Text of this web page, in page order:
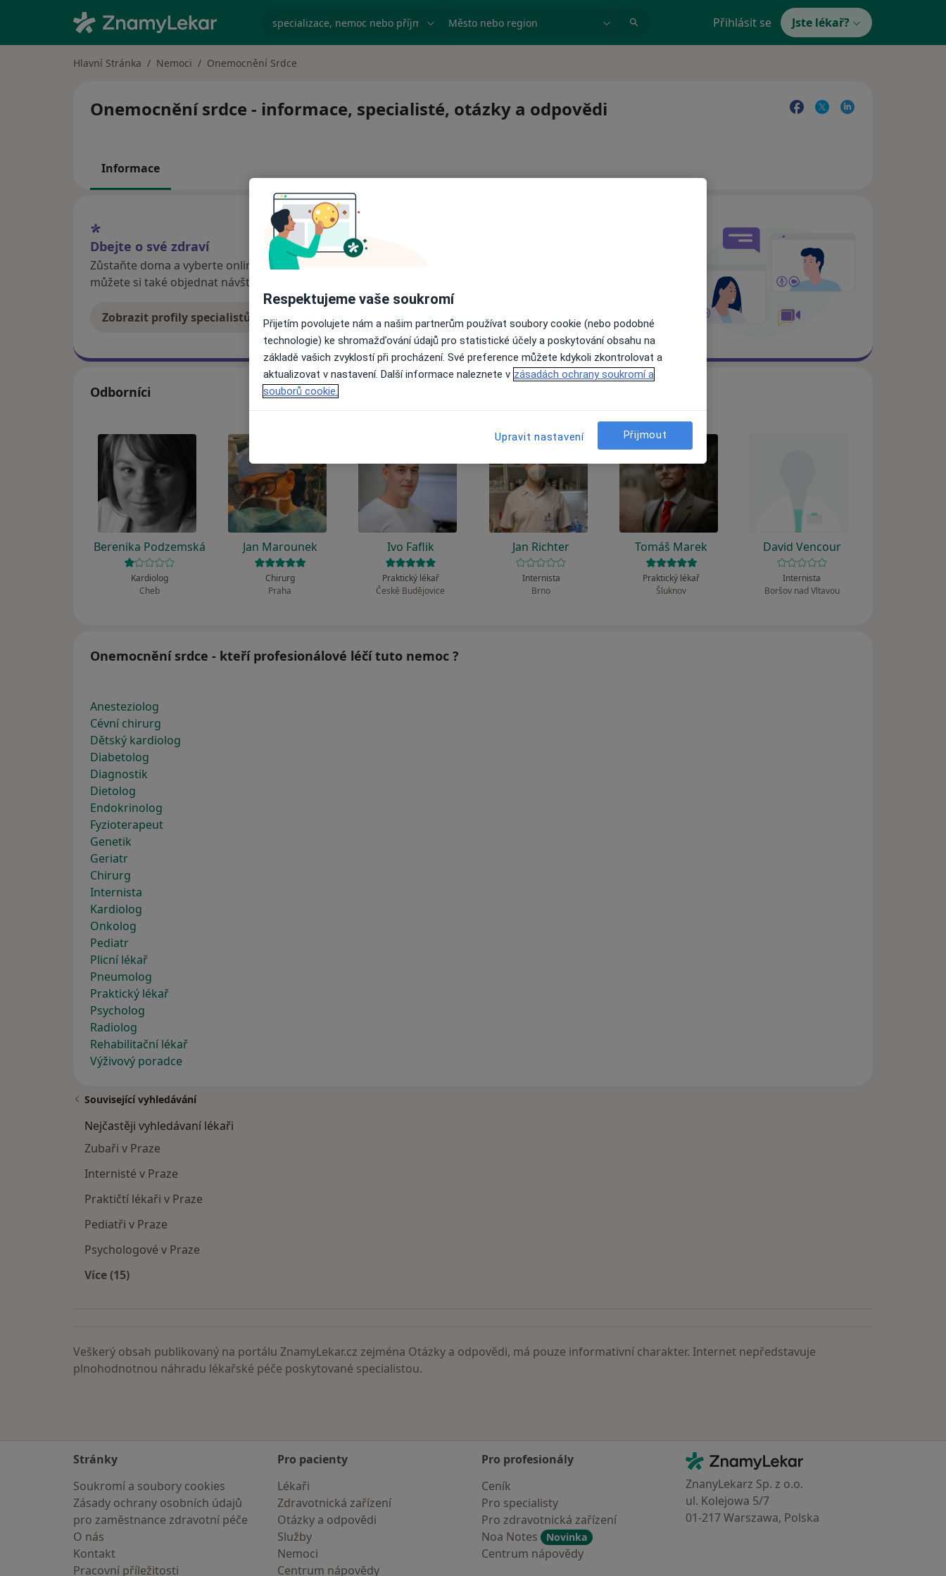
specializace, nemoc nebo příjmení Město nebo region Přihlásit se Jste lékař?
Hlavní Stránka Nemoci Onemocnění Srdce
Onemocnění srdce - informace, specialisté, otázky a odpovědi
Informace
Dbejte o své zdraví
Zůstaňte doma a vyberte online konzultaci pro zahájení nebo pokračování léčby. Pokud to potřebujete,
můžete si také objednat návštěvu v ordinaci.
Zobrazit profily specialistů Jak to funguje?
Odborníci
Berenika Podzemská
Kardiolog
Cheb
Jan Marounek
Chirurg
Praha
Ivo Faflik
Praktický lékař
České Budějovice
Jan Richter
Internista
Brno
Tomáš Marek
Praktický lékař
Šluknov
David Vencour
Internista
Boršov nad Vltavou
Onemocnění srdce - kteří profesionálové léčí tuto nemoc ?
Anesteziolog
Cévní chirurg
Dětský kardiolog
Diabetolog
Diagnostik
Dietolog
Endokrinolog
Fyzioterapeut
Genetik
Geriatr
Chirurg
Internista
Kardiolog
Onkolog
Pediatr
Plicní lékař
Pneumolog
Praktický lékař
Psycholog
Radiolog
Rehabilitační lékař
Výživový poradce
Související vyhledávání
Nejčastěji vyhledávaní lékaři
Zubaři v Praze
Internisté v Praze
Praktičtí lékaři v Praze
Pediatři v Praze
Psychologové v Praze
Více (15)
Veškerý obsah publikovaný na portálu ZnamyLekar.cz zejména Otázky a odpovědi, má pouze informativní charakter. Internet nepředstavuje
plnohodnotnou náhradu lékařské péče poskytované specialistou.
Stránky
Soukromí a soubory cookies
Zásady ochrany osobních údajů
pro zaměstnance zdravotní péče
O nás
Kontakt
Pracovní příležitosti
Pro pacienty
Lékaři
Zdravotnická zařízení
Otázky a odpovědi
Služby
Nemoci
Centrum nápovědy
Pro profesionály
Ceník
Pro specialisty
Pro zdravotnická zařízení
Noa Notes
Novinka
Centrum nápovědy
Kontakt
ZnamyLekar - Hlavní stránka
ZnanyLekarz Sp. z o.o.
ul. Kolejowa 5/7
01-217 Warszawa, Polska
Respektujeme vaše soukromí
Přijetím povolujete nám a našim partnerům používat soubory cookie (nebo podobné
technologie) ke shromažďování údajů pro statistické účely a poskytování obsahu na
základě vašich zvyklostí při procházení. Své preference můžete kdykoli zkontrolovat a
aktualizovat v nastavení. Další informace naleznete v zásadách ochrany soukromí a
souborů cookie.
Upravit nastavení Přijmout